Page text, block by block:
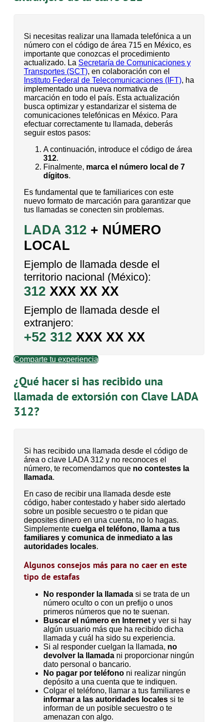
Si necesitas realizar una llamada telefónica a un
número con el código de área 715 en México, es
importante que conozcas el procedimiento
actualizado. La Secretaría de Comunicaciones y
Transportes (SCT), en colaboración con el
Instituto Federal de Telecomunicaciones (IFT), ha
implementado una nueva normativa de
marcación en todo el país. Esta actualización
busca optimizar y estandarizar el sistema de
comunicaciones telefónicas en México. Para
efectuar correctamente tu llamada, deberás
seguir estos pasos:
A continuación, introduce el código de área
312.
Finalmente, marca el número local de 7
dígitos.
Es fundamental que te familiarices con este
nuevo formato de marcación para garantizar que
tus llamadas se conecten sin problemas.
LADA 312 + NÚMERO
LOCAL
Ejemplo de llamada desde el
territorio nacional (México):
312 XXX XX XX
Ejemplo de llamada desde el
extranjero:
+52 312 XXX XX XX
Comparte tu experiencia
¿Qué hacer si has recibido una
llamada de extorsión con Clave LADA
312?
Si has recibido una llamada desde el código de
área o clave LADA 312 y no reconoces el
número, te recomendamos que no contestes la
llamada.
En caso de recibir una llamada desde este
código, haber contestado y haber sido alertado
sobre un posible secuestro o te pidan que
deposites dinero en una cuenta, no lo hagas.
Simplemente cuelga el teléfono, llama a tus
familiares y comunica de inmediato a las
autoridades locales.
Algunos consejos más para no caer en este
tipo de estafas
No responder la llamada si se trata de un
número oculto o con un prefijo o unos
primeros números que no te suenan.
Buscar el número en Internet y ver si hay
algún usuario más que ha recibido dicha
llamada y cuál ha sido su experiencia.
Si al responder cuelgan la llamada, no
devolver la llamada ni proporcionar ningún
dato personal o bancario.
No pagar por teléfono ni realizar ningún
depósito a una cuenta que te indiquen.
Colgar el teléfono, llamar a tus familiares e
informar a las autoridades locales si te
informan de un posible secuestro o te
amenazan con algo.